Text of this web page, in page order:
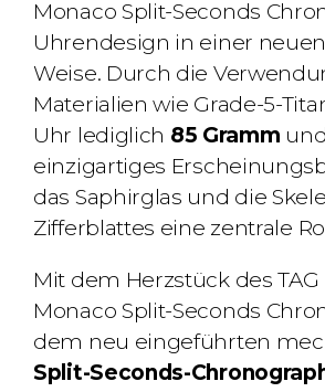
Monaco Split-Seconds
Uhrendesign in einer
Weise. Durch die
Materialien wie Grade-5-
Uhr lediglich 85 Gramm
einzigartiges
das Saphirglas und die
Zifferblattes eine zentrale
Mit dem Herzstück des
Monaco Split-Seconds
dem neu eingeführten
Split-Seconds-